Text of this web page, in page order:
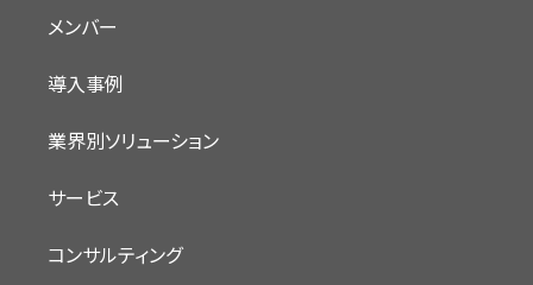
メンバー
導入事例
業界別ソリューション
サービス
コンサルティング